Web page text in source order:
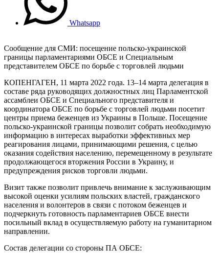
Whatsapp
Сообщение для СМИ: посещение польско-украинской
границы парламентариями ОБСЕ и Специальным
представителем ОБСЕ по борьбе с торговлей людьми
КОПЕНГАГЕН, 11 марта 2022 года. 13–14 марта делегация в
составе ряда руководящих должностных лиц Парламентской
ассамблеи ОБСЕ и Специального представителя и
координатора ОБСЕ по борьбе с торговлей людьми посетит
центры приема беженцев из Украины в Польше. Посещение
польско-украинской границы позволит собрать необходимую
информацию в интересах выработки эффективных мер
реагирования лицами, принимающими решения, с целью
оказания содействия населению, перемещенному в результате
продолжающегося вторжения России в Украину, и
предупреждения рисков торговли людьми.
Визит также позволит привлечь внимание к заслуживающим
высокой оценки усилиям польских властей, гражданского
населения и волонтеров в связи с потоком беженцев и
подчеркнуть готовность парламентариев ОБСЕ внести
посильный вклад в осуществляемую работу на гуманитарном
направлении.
Состав делегации со стороны ПА ОБСЕ: